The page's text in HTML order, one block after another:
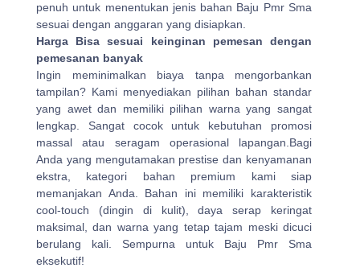
penuh untuk menentukan jenis bahan Baju Pmr Sma
sesuai dengan anggaran yang disiapkan.
Harga Bisa sesuai keinginan pemesan dengan
pemesanan banyak
Ingin meminimalkan biaya tanpa mengorbankan
tampilan? Kami menyediakan pilihan bahan standar
yang awet dan memiliki pilihan warna yang sangat
lengkap. Sangat cocok untuk kebutuhan promosi
massal atau seragam operasional lapangan.Bagi
Anda yang mengutamakan prestise dan kenyamanan
ekstra, kategori bahan premium kami siap
memanjakan Anda. Bahan ini memiliki karakteristik
cool-touch (dingin di kulit), daya serap keringat
maksimal, dan warna yang tetap tajam meski dicuci
berulang kali. Sempurna untuk Baju Pmr Sma
eksekutif!